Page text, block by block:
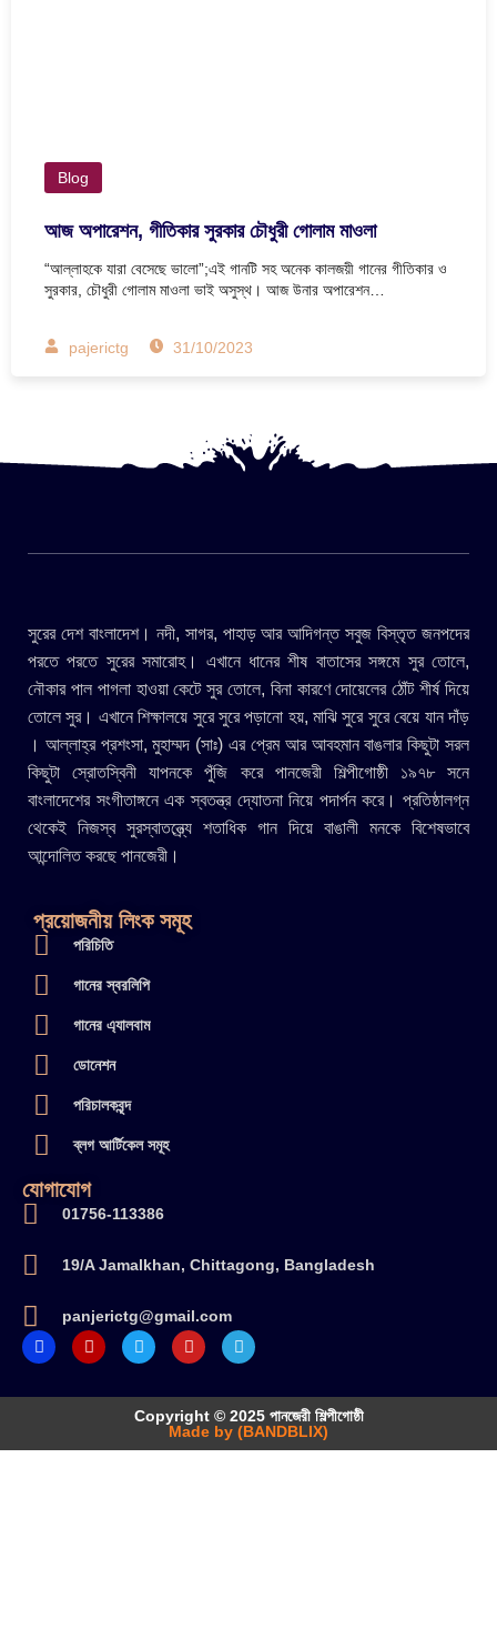
Blog
আজ অপারেশন, গীতিকার সুরকার চৌধুরী গোলাম মাওলা
“আল্লাহকে যারা বেসেছে ভালো”;এই গানটি সহ অনেক কালজয়ী গানের গীতিকার ও
সুরকার, চৌধুরী গোলাম মাওলা ভাই অসুস্থ। আজ উনার অপারেশন…
pajerictg 31/10/2023
সুরের দেশ বাংলাদেশ। নদী, সাগর, পাহাড় আর আদিগন্ত সবুজ বিস্তৃত জনপদের
পরতে পরতে সুরের সমারোহ। এখানে ধানের শীষ বাতাসের সঙ্গমে সুর তোলে,
নৌকার পাল পাগলা হাওয়া কেটে সুর তোলে, বিনা কারণে দোয়েলের ঠোঁট শীর্ষ দিয়ে
তোলে সুর। এখানে শিক্ষালয়ে সুরে সুরে পড়ানো হয়, মাঝি সুরে সুরে বেয়ে যান দাঁড়
। আল্লাহ্র প্রশংসা, মুহাম্মদ (সাঃ) এর প্রেম আর আবহমান বাঙলার কিছুটা সরল
কিছুটা স্রোতস্বিনী যাপনকে পুঁজি করে পানজেরী শিল্পীগোষ্ঠী ১৯৭৮ সনে
বাংলাদেশের সংগীতাঙ্গনে এক স্বতন্ত্র দ্যোতনা নিয়ে পদার্পন করে। প্রতিষ্ঠালগ্ন
থেকেই নিজস্ব সুরস্বাতন্ত্র্যে শতাধিক গান দিয়ে বাঙালী মনকে বিশেষভাবে
আন্দোলিত করছে পানজেরী।
প্রয়োজনীয় লিংক সমূহ
পরিচিতি
গানের স্বরলিপি
গানের এ্যালবাম
ডোনেশন
পরিচালকবৃন্দ
ব্লগ আর্টিকেল সমূহ
যোগাযোগ
01756-113386
19/A Jamalkhan, Chittagong, Bangladesh
panjerictg@gmail.com
Copyright © 2025 পানজেরী শিল্পীগোষ্ঠী
Made by (BANDBLIX)